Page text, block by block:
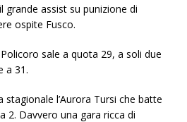
grande assist su punizione di
ospite Fusco.
sale a quota 29, a soli due
a 31.
l’Aurora Tursi che batte
2. Davvero una gara ricca di